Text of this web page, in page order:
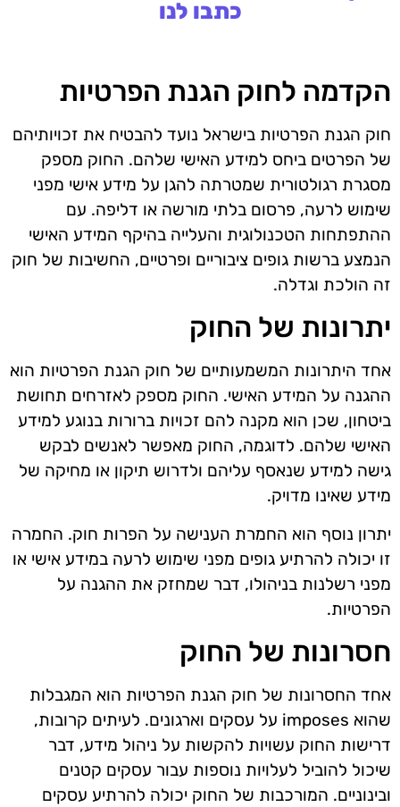
כתבו לנו
הקדמה לחוק הגנת הפרטיות
חוק הגנת הפרטיות בישראל נועד להבטיח את זכויותיהם
של הפרטים ביחס למידע האישי שלהם. החוק מספק
מסגרת רגולטורית שמטרתה להגן על מידע אישי מפני
שימוש לרעה, פרסום בלתי מורשה או דליפה. עם
ההתפתחות הטכנולוגית והעלייה בהיקף המידע האישי
הנמצע ברשות גופים ציבוריים ופרטיים, החשיבות של חוק
זה הולכת וגדלה.
יתרונות של החוק
אחד היתרונות המשמעותיים של חוק הגנת הפרטיות הוא
ההגנה על המידע האישי. החוק מספק לאזרחים תחושת
ביטחון, שכן הוא מקנה להם זכויות ברורות בנוגע למידע
האישי שלהם. לדוגמה, החוק מאפשר לאנשים לבקש
גישה למידע שנאסף עליהם ולדרוש תיקון או מחיקה של
מידע שאינו מדויק.
יתרון נוסף הוא החמרת הענישה על הפרות חוק. החמרה
זו יכולה להרתיע גופים מפני שימוש לרעה במידע אישי או
מפני רשלנות בניהולו, דבר שמחזק את ההגנה על
הפרטיות.
חסרונות של החוק
אחד החסרונות של חוק הגנת הפרטיות הוא המגבלות
שהוא imposes על עסקים וארגונים. לעיתים קרובות,
דרישות החוק עשויות להקשות על ניהול מידע, דבר
שיכול להוביל לעלויות נוספות עבור עסקים קטנים
ובינוניים. המורכבות של החוק יכולה להרתיע עסקים